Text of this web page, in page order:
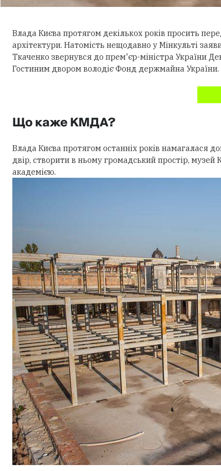
Влада Києва протягом декількох років просить
архітектури. Натомість нещодавно у Мінкульті
Ткаченко звернувся до прем'єр-міністра України
Гостиним двором володіє Фонд держмайна України.
Що каже КМДА?
Влада Києва протягом останніх років намагалася
двір, створити в ньому громадський простір,
академією.